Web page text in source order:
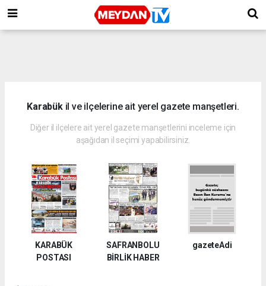
Karabükil ve ilçelerine ait yerel gazete manşetleri.
Diğer il ilçelere ait yerel gazete manşetlerini inceleme için
aşağıdan il seçimi yapabilirsiniz.
KARABÜK
POSTASI
SAFRANBOLU
BİRLİK HABER
gazeteAdi